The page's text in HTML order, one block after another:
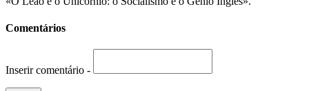
Comentários
Inserir comentário -